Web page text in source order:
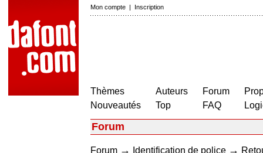
Mon compte | Inscription
Thèmes
Nouveautés
Auteurs
Top
Forum
FAQ
Forum
Forum → Identification de police →